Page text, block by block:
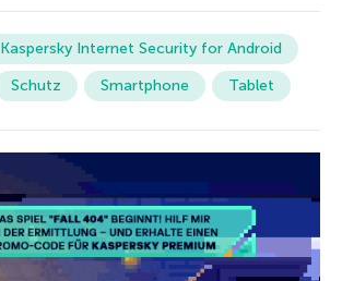
Kaspersky Internet Security for Android
Schutz Smartphone Tablet